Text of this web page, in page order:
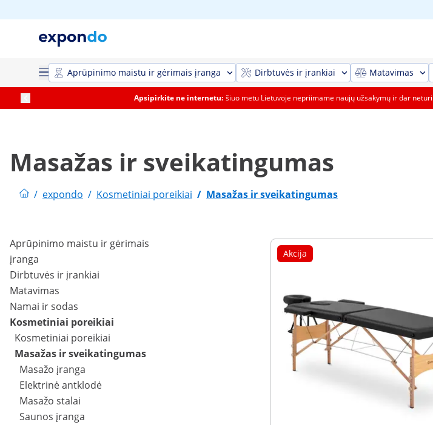
Aprūpinimo maistu ir gėrimais įranga Dirbtuvės ir įrankiai Matavimas
Apsipirkite ne internetu: šiuo metu Lietuvoje nepriimame naujų užsakymų ir dar
Masažas ir sveikatingumas
/ expondo / Kosmetiniai poreikiai / Masažas ir sveikatingumas
Aprūpinimo maistu ir gėrimais
įranga
Dirbtuvės ir įrankiai
Matavimas
Namai ir sodas
Kosmetiniai poreikiai
Kosmetiniai poreikiai
Masažas ir sveikatingumas
Masažo įranga
Elektrinė antklodė
Masažo stalai
Saunos įranga
Akcija